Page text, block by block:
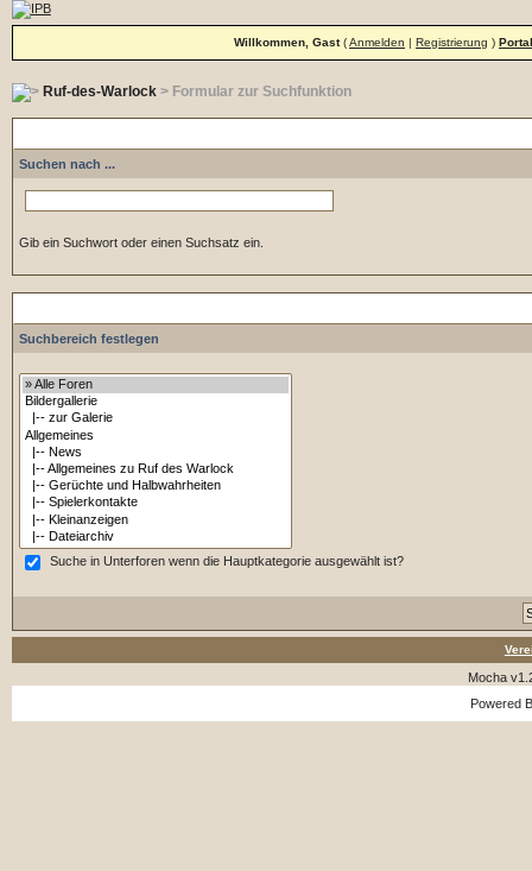
Willkommen, Gast(Anmelden | Registrierung ) Portal
Ruf-des-Warlock> Formular zur Suchfunktion
Suchen nach ...
Gib ein Suchwort oder einen Suchsatz ein.
Suchbereich festlegen
Suche in Unterforen wenn die Hauptkategorie ausgewählt ist?
Mocha
Powered